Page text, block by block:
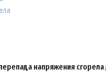
напряжения